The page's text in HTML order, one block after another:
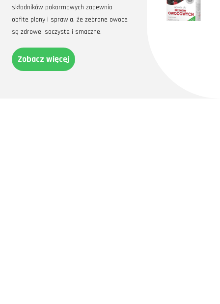
składników pokarmowych zapewnia
obfite plony i sprawia, że zebrane owoce
są zdrowe, soczyste i smaczne.
Zobacz więcej